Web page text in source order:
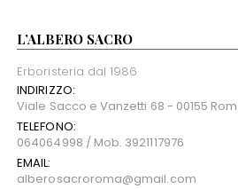
L’ALBERO SACRO
Erboristeria dal 1986
INDIRIZZO:
Viale Sacco e Vanzetti 68 - 00155
TELEFONO:
064064998 / Mob. 3921117976
EMAIL:
alberosacroroma@gmail.com